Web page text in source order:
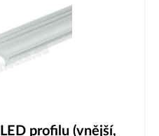
profilu (vnější,